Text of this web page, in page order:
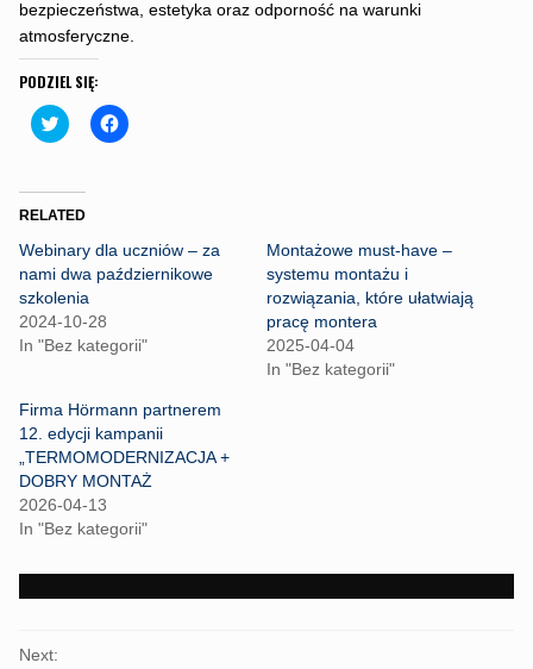
bezpieczeństwa, estetyka oraz odporność na warunki
atmosferyczne.
PODZIEL SIĘ:
C
l
t
o
h
a
r
e
o
n
w
e
r
(
O
p
e
n
s
i
n
w
C
l
h
a
r
a
o
o
k
(
O
p
n
s
n
e
RELATED
Webinary dla uczniów – za
nami dwa październikowe
szkolenia
2024-10-28
In "Bez kategorii"
Montażowe must-have –
systemu montażu i
rozwiązania, które ułatwiają
pracę montera
2025-04-04
In "Bez kategorii"
Firma Hörmann partnerem
12. edycji kampanii
„TERMOMODERNIZACJA +
DOBRY MONTAŻ
2026-04-13
In "Bez kategorii"
PORTFOLIO
Next: